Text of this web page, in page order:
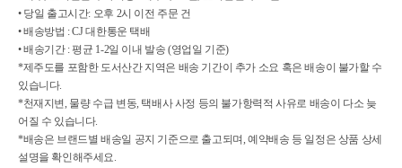
• 당일 출고시간: 오후 2시 이전 주문 건
• 배송방법 : CJ 대한통운 택배
• 배송기간 : 평균 1-2일 이내 발송 (영업일 기준)
*제주도를 포함한 도서산간 지역은 배송 기간이 추가 소요 혹은 배송이 불가할 수
있습니다.
*천재지변, 물량 수급 변동, 택배사 사정 등의 불가항력적 사유로 배송이 다소 늦
어질 수 있습니다.
*배송은 브랜드별 배송일 공지 기준으로 출고되며, 예약배송 등 일정은 상품 상세
설명을 확인해주세요.